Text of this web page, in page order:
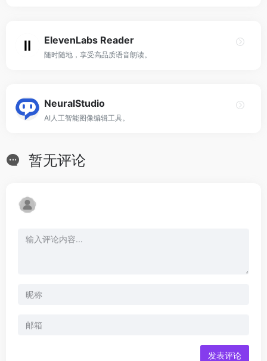
ElevenLabs Reader
随时随地，享受高品质语音朗读。
NeuralStudio
AI人工智能图像编辑工具。
暂无评论
发表评论